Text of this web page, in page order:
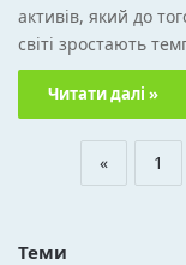
активів, який до
світі зростають
Читати далі »
« 1
Теми